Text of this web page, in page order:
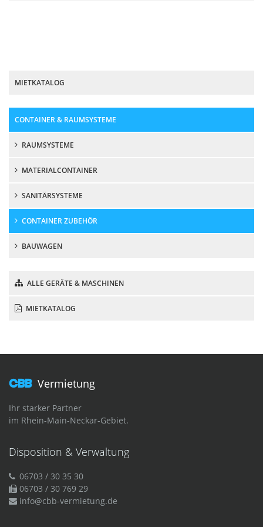
MIETKATALOG
CONTAINER & RAUMSYSTEME
RAUMSYSTEME
MATERIALCONTAINER
SANITÄRSYSTEME
CONTAINER ZUBEHÖR
BAUWAGEN
ALLE GERÄTE & MASCHINEN
MIETKATALOG
CBB Vermietung
Ihr starker Partner
im Rhein-Main-Neckar-Gebiet.
Disposition & Verwaltung
06703 / 30 35 30
06703 / 30 769 29
info@cbb-vermietung.de